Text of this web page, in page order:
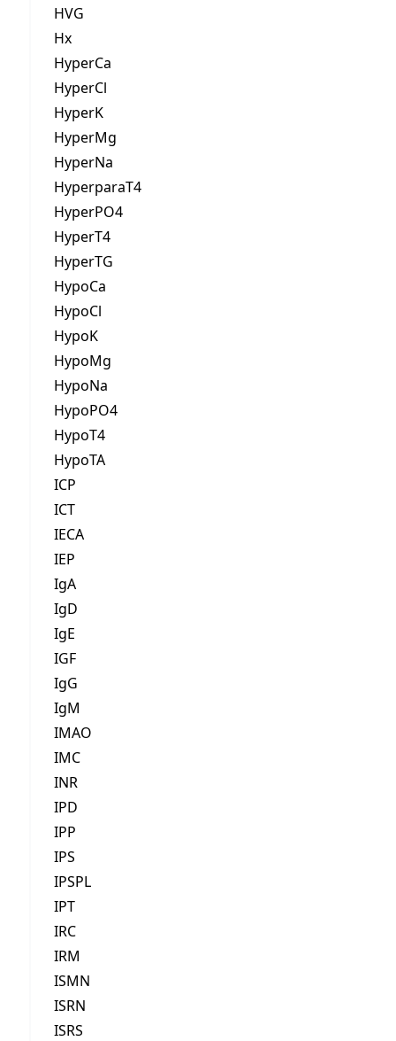
HVG
Hx
HyperCa
HyperCl
HyperK
HyperMg
HyperNa
HyperparaT4
HyperPO4
HyperT4
HyperTG
HypoCa
HypoCl
HypoK
HypoMg
HypoNa
HypoPO4
HypoT4
HypoTA
ICP
ICT
IECA
IEP
IgA
IgD
IgE
IGF
IgG
IgM
IMAO
IMC
INR
IPD
IPP
IPS
IPSPL
IPT
IRC
IRM
ISMN
ISRN
ISRS